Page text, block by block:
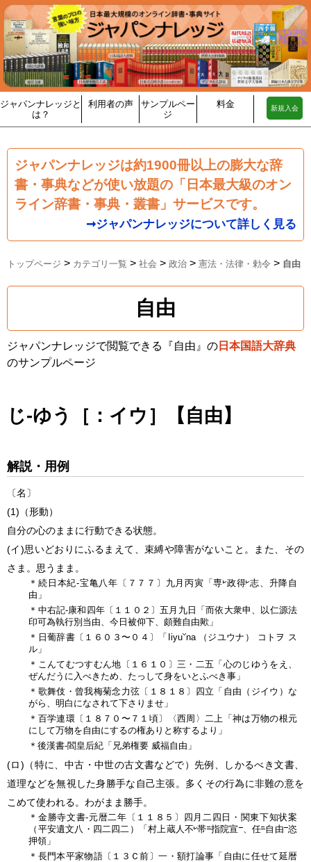
ジャパンナレッジと
は？
利用者の声
サンプルペー
ジ
料金 新規入会
ジャパンナレッジは約1900冊以上の膨大な辞
書・事典などが使い放題の「日本最大級のオン
ライン辞書・事典・叢書」サービスです。
➞ジャパンナレッジについて詳しく見る
トップページ > カテゴリ一覧 > 社会 > 政治 > 憲法・法律・勅令 > 自由
自由
ジャパンナレッジで閲覧できる『自由』の 日本国語大辞典
のサンプルページ
じ‐ゆう［：イウ］【自由】
解説・用例
〔名〕
(1) （形動）
自分の心のままに行動できる状態。
(イ)思いどおりにふるまえて、束縛や障害がないこと。また、その
さま。思うまま。
＊続日本紀‐宝亀八年〔７７７〕九月丙寅「専 政得 志、升降自
由」
＊中右記‐康和四年〔１１０２〕五月九日「而依大衆申、以仁源法
印可為執行別当由、今日被仰下、頗難自由歟」
＊日葡辞書〔１６０３〜０４〕「Iiyu na （ジユウナ） コトヲ ス
ル」
＊こんてむつすむん地〔１６１０〕三・二五「心のじゆうをえ、
ぜんだうに入べきため、たっして身をいとふべき事」
＊歌舞伎・曾我梅菊念力弦〔１８１８〕四立「自由（ジイウ）な
がら、明白になされて下さりませ」
＊百学連環〔１８７０〜７１頃〕〈西周〉二上「神は万物の根元
にして万物を自由にするの権ありと称するより」
＊後漢書‐閻皇后紀「兄弟権要 威福自由」
(ロ) （特に、中古・中世の古文書などで）先例、しかるべき文書、
道理などを無視した身勝手な自己主張。多くその行為に非難の意を
こめて使われる。わがまま勝手。
＊金勝寺文書‐元暦二年〔１１８５〕四月二四日・関東下知状案
（平安遺文八・四二四二）「村上蔵人不 帯 指院宣 、任 自由 恣
押領」
＊長門本平家物語〔１３Ｃ前〕一・額打論事「自由に任せて延暦